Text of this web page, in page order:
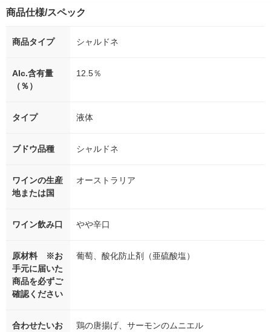
商品仕様/スペック
商品タイプ シャルドネ
Alc.含有量
（％）
12.5％
タイプ 液体
ブドウ品種 シャルドネ
ワインの生産
地または国
オーストラリア
ワイン飲み口 やや辛口
原材料 ※お
手元に届いた
商品を必ずご
確認ください
葡萄、酸化防止剤（亜硫酸塩）
合わせたいお 鶏の唐揚げ、サーモンのムニエル